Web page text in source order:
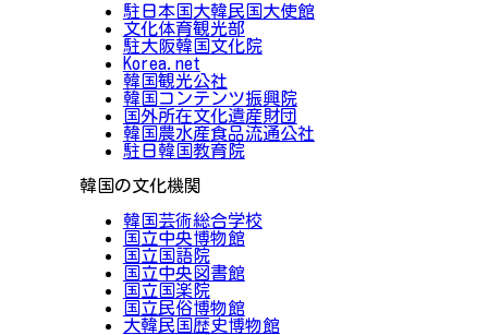
駐日本国大韓民国大使館
文化体育観光部
駐大阪韓国文化院
Korea.net
韓国観光公社
韓国コンテンツ振興院
国外所在文化遺産財団
韓国農水産食品流通公社
駐日韓国教育院
韓国の文化機関
韓国芸術総合学校
国立中央博物館
国立国語院
国立中央図書館
国立国楽院
国立民俗博物館
大韓民国歴史博物館